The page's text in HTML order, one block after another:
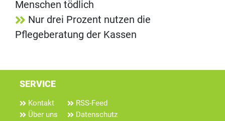
Menschen tödlich
Nur drei Prozent nutzen die
Pflegeberatung der Kassen
SERVICE
Kontakt
Über uns
RSS-Feed
Datenschutz